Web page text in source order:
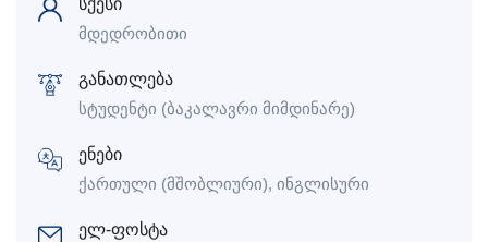
სქესი
მდედრობითი
განათლება
სტუდენტი (ბაკალავრი მიმდინარე)
ენები
ქართული (მშობლიური), ინგლისური
ელ-ფოსტა